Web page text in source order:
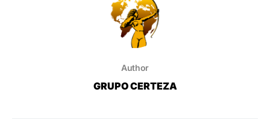
Author
GRUPO CERTEZA